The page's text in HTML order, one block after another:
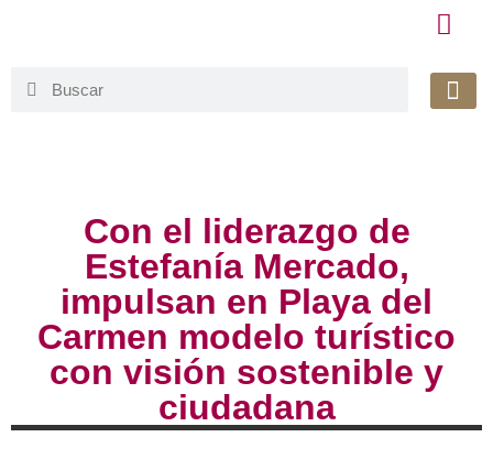
Con el liderazgo de
Estefanía Mercado,
impulsan en Playa del
Carmen modelo turístico
con visión sostenible y
ciudadana